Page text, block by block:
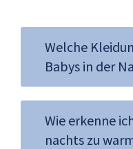
Welche
Babys in der
Wie erkenne
nachts zu